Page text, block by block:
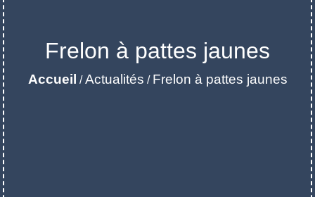
Frelon à pattes jaunes
Accueil /Actualités / Frelon à pattes jaunes